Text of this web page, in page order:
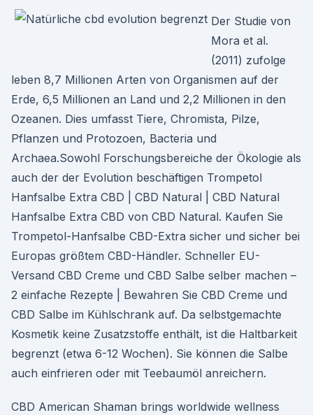
Der Studie von
Mora et al.
(2011) zufolge
leben 8,7 Millionen Arten von Organismen auf der
Erde, 6,5 Millionen an Land und 2,2 Millionen in den
Ozeanen. Dies umfasst Tiere, Chromista, Pilze,
Pflanzen und Protozoen, Bacteria und
Archaea.Sowohl Forschungsbereiche der Ökologie als
auch der der Evolution beschäftigen Trompetol
Hanfsalbe Extra CBD | CBD Natural | CBD Natural
Hanfsalbe Extra CBD von CBD Natural. Kaufen Sie
Trompetol-Hanfsalbe CBD-Extra sicher und sicher bei
Europas größtem CBD-Händler. Schneller EU-
Versand CBD Creme und CBD Salbe selber machen –
2 einfache Rezepte | Bewahren Sie CBD Creme und
CBD Salbe im Kühlschrank auf. Da selbstgemachte
Kosmetik keine Zusatzstoffe enthält, ist die Haltbarkeit
begrenzt (etwa 6-12 Wochen). Sie können die Salbe
auch einfrieren oder mit Teebaumöl anreichern.
CBD American Shaman brings worldwide wellness